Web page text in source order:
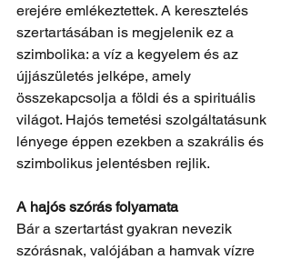
erejére emlékeztettek. A keresztelés
szertartásában is megjelenik ez a
szimbolika: a víz a kegyelem és az
újjászületés jelképe, amely
összekapcsolja a földi és a spirituális
világot. Hajós temetési szolgáltatásunk
lényege éppen ezekben a szakrális és
szimbolikus jelentésben rejlik.
A hajós szórás folyamata
Bár a szertartást gyakran nevezik
szórásnak, valójában a hamvak vízre